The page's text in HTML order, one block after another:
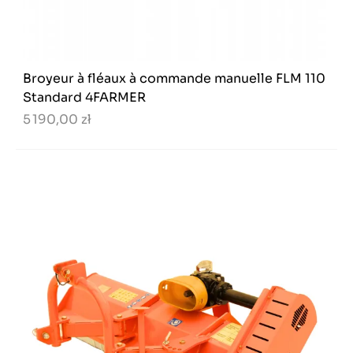
Broyeur à fléaux à commande manuelle FLM 110
Standard 4FARMER
5 190,00 zł